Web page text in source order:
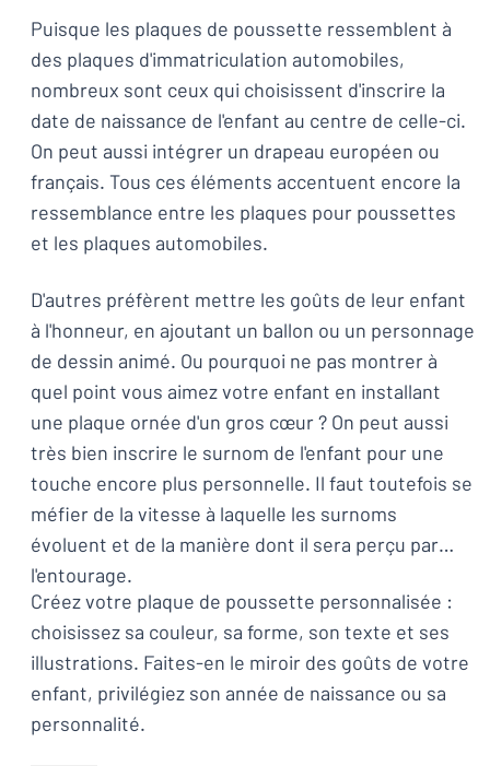
Puisque les plaques de poussette ressemblent à
des plaques d'immatriculation automobiles,
nombreux sont ceux qui choisissent d'inscrire la
date de naissance de l'enfant au centre de celle-ci.
On peut aussi intégrer un drapeau européen ou
français. Tous ces éléments accentuent encore la
ressemblance entre les plaques pour poussettes
et les plaques automobiles.
D'autres préfèrent mettre les goûts de leur enfant
à l'honneur, en ajoutant un ballon ou un personnage
de dessin animé. Ou pourquoi ne pas montrer à
quel point vous aimez votre enfant en installant
une plaque ornée d'un gros cœur ? On peut aussi
très bien inscrire le surnom de l'enfant pour une
touche encore plus personnelle. Il faut toutefois se
méfier de la vitesse à laquelle les surnoms
évoluent et de la manière dont il sera perçu par
l'entourage.
Créez votre plaque de poussette personnalisée :
choisissez sa couleur, sa forme, son texte et ses
illustrations. Faites-en le miroir des goûts de votre
enfant, privilégiez son année de naissance ou sa
personnalité.